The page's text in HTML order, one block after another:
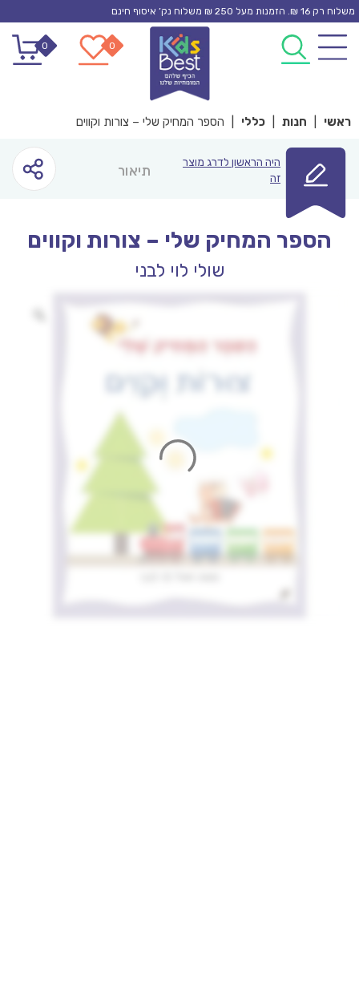
Skip
content
משלוח רק 16 ₪. הזמנות מעל 250 ₪ משלוח נק’ איסוף חינם
0
0
ראשי חנות כללי הספר המחיק שלי – צורות וקווים
היה הראשון לדרג מוצר
זה
תיאור
הספר המחיק שלי – צורות וקווים
שולי לוי לבני